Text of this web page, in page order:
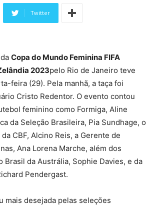
Twitter
Copa do Mundo Feminina FIFA
2023pelo Rio de Janeiro teve
feira (29). Pela manhã, a taça foi
Cristo Redentor. O evento contou
feminino como Formiga, Aline
da Seleção Brasileira, Pia Sundhage, o
CBF, Alcino Reis, a Gerente de
Ana Lorena Marche, além dos
Brasil da Austrália, Sophie Davies, e da
Pendergast.
mais desejada pelas seleções